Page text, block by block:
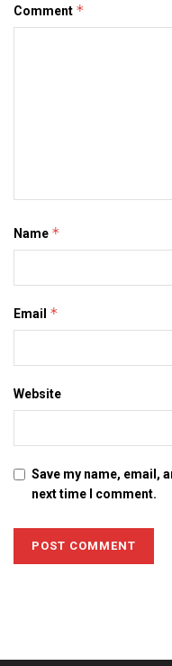
Comment *
Name *
Email *
Website
Save my name, email,
next time I comment.